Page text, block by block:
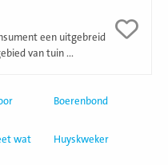
een uitgebreid
van tuin ...
Boerenbond
wat
Huyskweker